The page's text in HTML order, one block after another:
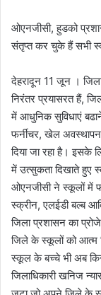
ओएनजीसी, हुडको
संतृप्त कर चुके हैं सभी
देहरादून 11 जून ।
निरंतर प्रयासरत हैं,
में आधुनिक सुविधाएं
फर्नीचर, खेल
दिया जा रहा है। इसके
में उत्सुकता दिखाते हुए
ओएनजीसी ने स्कूलों में
स्क्रीन, एलईडी बल्ब
जिला प्रशासन का
जिले के स्कूलों को आत्म
स्कूल के बच्चे भी अब
जिलाधिकारी खनिज